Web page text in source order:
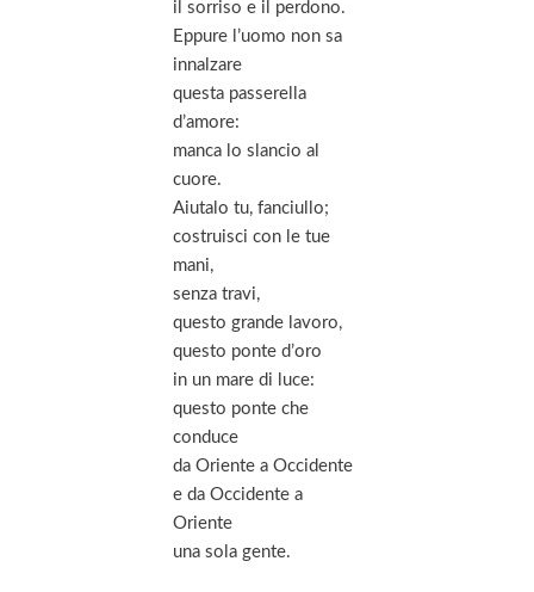
il sorriso e il perdono.
Eppure l’uomo non sa
innalzare
questa passerella
d’amore:
manca lo slancio al
cuore.
Aiutalo tu, fanciullo;
costruisci con le tue
mani,
senza travi,
questo grande lavoro,
questo ponte d’oro
in un mare di luce:
questo ponte che
conduce
da Oriente a Occidente
e da Occidente a
Oriente
una sola gente.